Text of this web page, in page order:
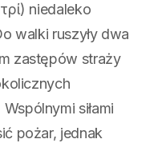
niedaleko
walki ruszyły dwa
zastępów straży
siłami
pożar, jednak